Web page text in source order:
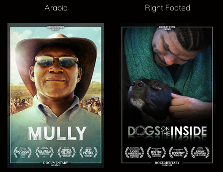
Arabia Right Footed